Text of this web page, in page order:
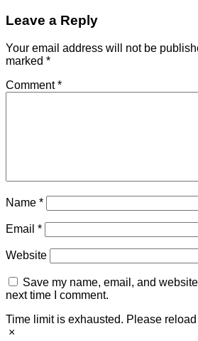
Leave a Reply
Your email address will not be
marked *
Comment*
Name *
Email *
Website
Save my name, email, and
next time I comment.
Time limit is exhausted. Please
×